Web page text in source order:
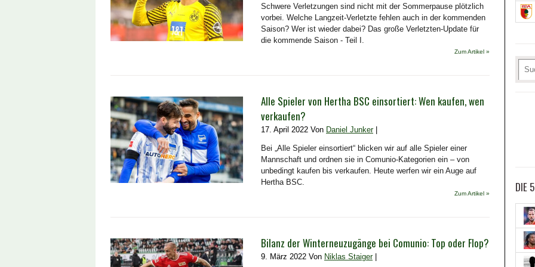
Schwere Verletzungen sind nicht mit der Sommerpause plötzlich
vorbei. Welche Langzeit-Verletzte fehlen auch in der kommenden
Saison? Wer ist wieder dabei? Das große Verletzten-Update für
die kommende Saison - Teil I.
Zum Artikel »
Alle Spieler von Hertha BSC einsortiert: Wen kaufen, wen
verkaufen?
17. April 2022 Von Daniel Junker|
Bei „Alle Spieler einsortiert“ blicken wir auf alle Spieler einer
Mannschaft und ordnen sie in Comunio-Kategorien ein – von
unbedingt kaufen bis verkaufen. Heute werfen wir ein Auge auf
Hertha BSC.
Zum Artikel »
Bilanz der Winterneuzugänge bei Comunio: Top oder Flop?
9. März 2022 Von Niklas Staiger|
DIE